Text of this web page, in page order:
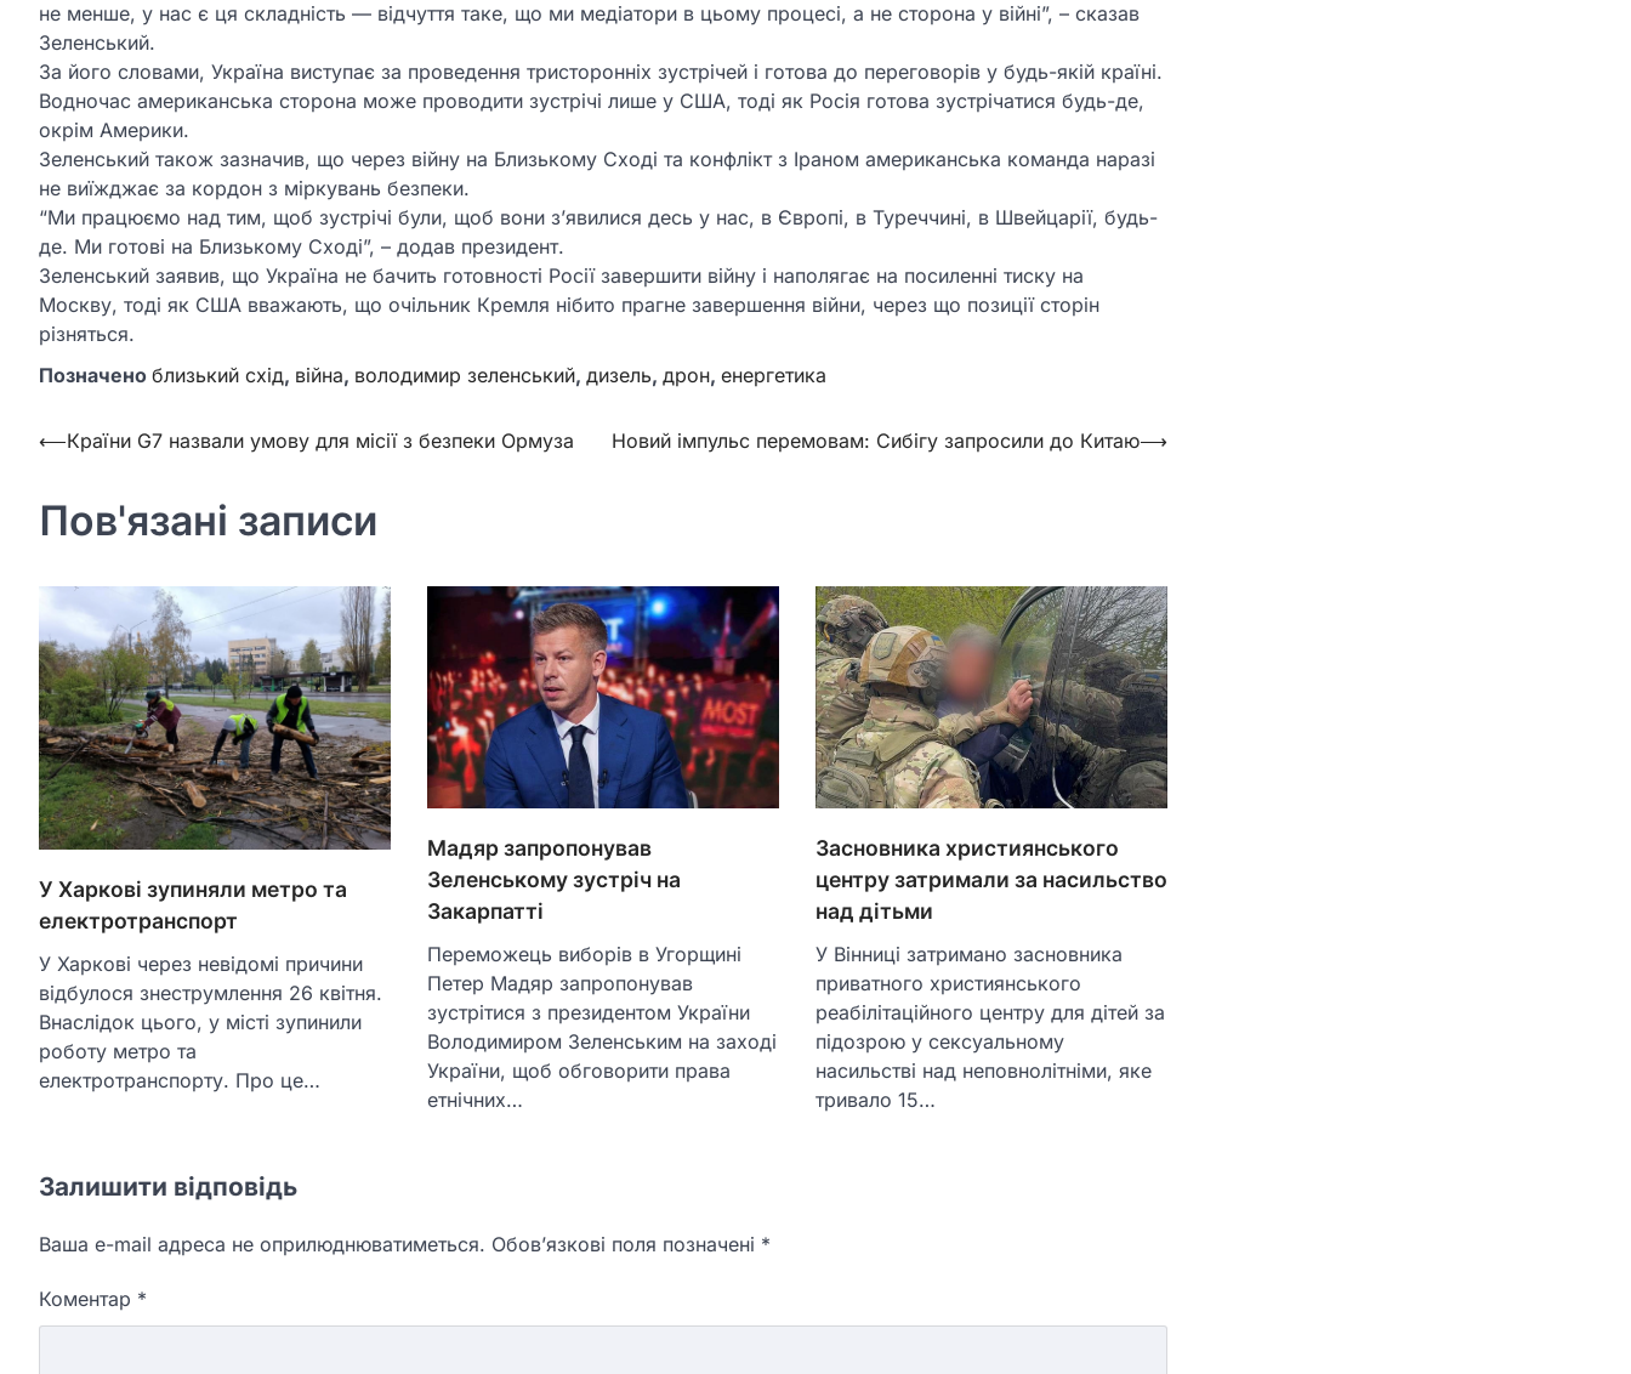
не менше, у нас є ця складність — відчуття таке, що ми медіатори в цьому процесі, а не сторона у війні”, – сказав
Зеленський.
За його словами, Україна виступає за проведення тристоронніх зустрічей і готова до переговорів у будь-якій країні.
Водночас американська сторона може проводити зустрічі лише у США, тоді як Росія готова зустрічатися будь-де,
окрім Америки.
Зеленський також зазначив, що через війну на Близькому Сході та конфлікт з Іраном американська команда наразі
не виїжджає за кордон з міркувань безпеки.
“Ми працюємо над тим, щоб зустрічі були, щоб вони з’явилися десь у нас, в Європі, в Туреччині, в Швейцарії, будь-
де. Ми готові на Близькому Сході”, – додав президент.
Зеленський заявив, що Україна не бачить готовності Росії завершити війну і наполягає на посиленні тиску на
Москву, тоді як США вважають, що очільник Кремля нібито прагне завершення війни, через що позиції сторін
різняться.
Позначено близький схід, війна, володимир зеленський, дизель, дрон, енергетика
Навігація
⟵Країни G7 назвали умову для місії з безпеки Ормуза Новий імпульс перемовам: Сибігу запросили до Китаю⟶
Пов'язані записи
У Харкові зупиняли метро та
електротранспорт
У Харкові через невідомі причини
відбулося знеструмлення 26 квітня.
Внаслідок цього, у місті зупинили
роботу метро та
електротранспорту. Про це…
Мадяр запропонував
Зеленському зустріч на
Закарпатті
Переможець виборів в Угорщині
Петер Мадяр запропонував
зустрітися з президентом України
Володимиром Зеленським на заході
України, щоб обговорити права
етнічних…
Засновника християнського
центру затримали за насильство
над дітьми
У Вінниці затримано засновника
приватного християнського
реабілітаційного центру для дітей за
підозрою у сексуальному
насильстві над неповнолітніми, яке
тривало 15…
Залишити відповідь
Ваша e-mail адреса не оприлюднюватиметься. Обов’язкові поля позначені *
Коментар *